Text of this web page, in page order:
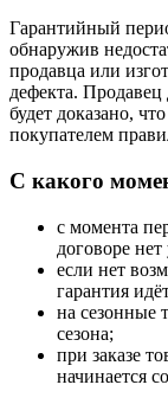
Гарантийный
обнаружив
продавца или
дефекта. Продавец
будет доказано,
покупателем
С какого
с момента
договоре
если нет
гарантия
на сезонные
сезона;
при заказе
начинается